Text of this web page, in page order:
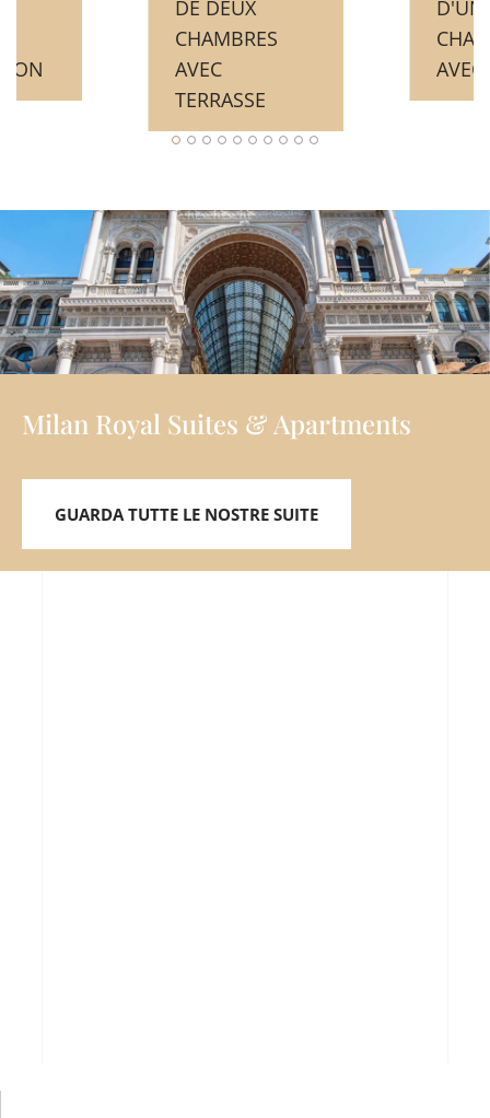
DE DEUX
CHAMBRES
AVEC
TERRASSE
Milan Royal Suites & Apartments
GUARDA TUTTE LE NOSTRE SUITE